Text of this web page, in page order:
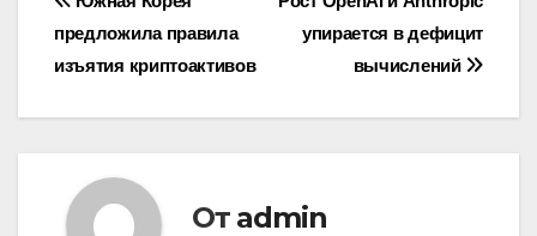
по
записям
упирается в дефицит
вычислений
предложила правила
изъятия криптоактивов
От admin